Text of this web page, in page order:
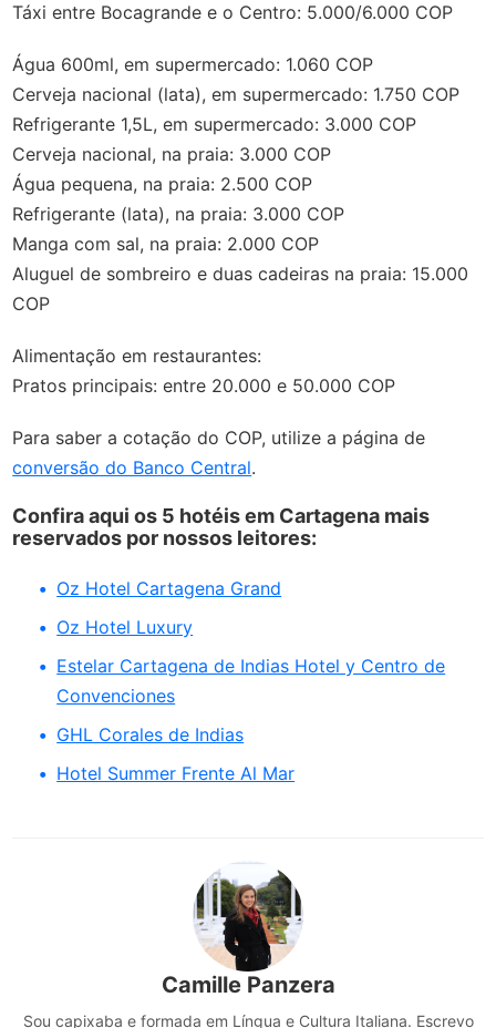
Táxi entre Bocagrande e o Centro: 5.000/6.000 COP
Água 600ml, em supermercado: 1.060 COP
Cerveja nacional (lata), em supermercado: 1.750 COP
Refrigerante 1,5L, em supermercado: 3.000 COP
Cerveja nacional, na praia: 3.000 COP
Água pequena, na praia: 2.500 COP
Refrigerante (lata), na praia: 3.000 COP
Manga com sal, na praia: 2.000 COP
Aluguel de sombreiro e duas cadeiras na praia: 15.000
COP
Alimentação em restaurantes:
Pratos principais: entre 20.000 e 50.000 COP
Para saber a cotação do COP, utilize a página de
conversão do Banco Central.
Confira aqui os 5 hotéis em Cartagena mais
reservados por nossos leitores:
Oz Hotel Cartagena Grand
Oz Hotel Luxury
Estelar Cartagena de Indias Hotel y Centro de
Convenciones
GHL Corales de Indias
Hotel Summer Frente Al Mar
Camille Panzera
Sou capixaba e formada em Língua e Cultura Italiana. Escrevo